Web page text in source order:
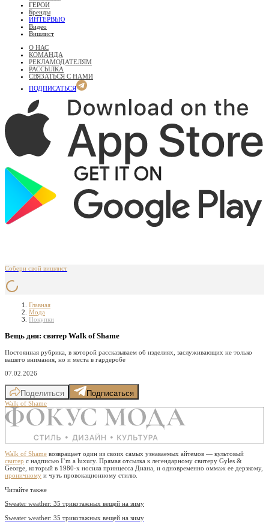
ГЕРОИ
Бренды
ИНТЕРВЬЮ
Видео
Вишлист
О НАС
КОМАНДА
РЕКЛАМОДАТЕЛЯМ
РАССЫЛКА
СВЯЗАТЬСЯ С НАМИ
ПОДПИСАТЬСЯ
Собери свой вишлист
Главная
Мода
Покупки
Вещь дня: свитер Walk of Shame
Постоянная рубрика, в которой рассказываем об изделиях, заслуживающих не только
вашего внимания, но и места в гардеробе
07.02.2026
Поделиться Подписаться
Walk of Shame
Walk of Shame возвращает один из своих самых узнаваемых айтемов — культовый
свитер с надписью I’m a luxury. Прямая отсылка к легендарному свитеру Gyles &
George, который в 1980-х носила принцесса Диана, и одновременно оммаж ее дерзкому,
ироничному и чуть провокационному стилю.
Читайте также
Sweater weather: 35 трикотажных вещей на зиму
Sweater weather: 35 трикотажных вещей на зиму